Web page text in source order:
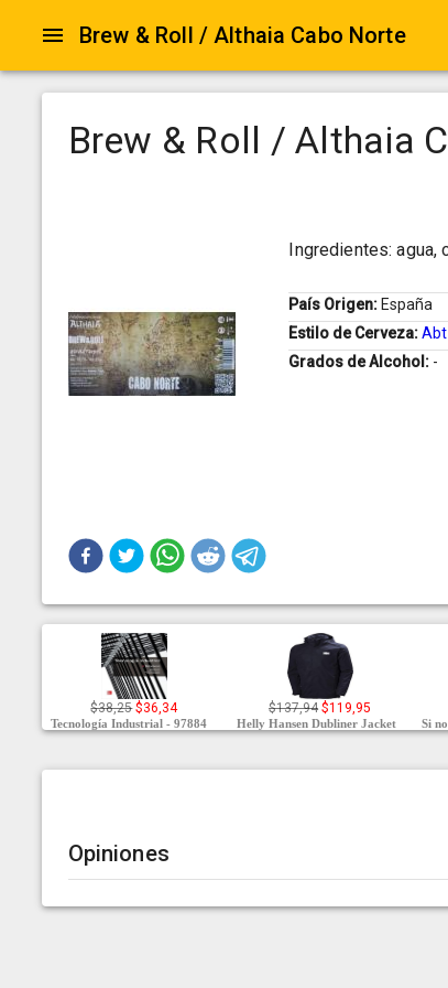
Brew & Roll / Althaia Cabo Norte
Brew & Roll / Althaia
Ingredientes: agua,
País Origen: España
Estilo de Cerveza:Abt
Grados de Alcohol: -
$38,25 $36,34
Tecnología Industrial - 97884
$137,94 $119,95
Helly Hansen Dubliner Jacket Si
Opiniones